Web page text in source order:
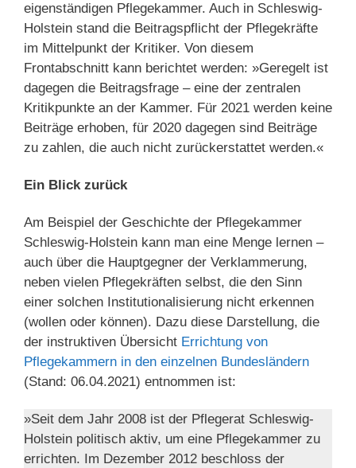
eigenständigen Pflegekammer. Auch in Schleswig-
Holstein stand die Beitragspflicht der Pflegekräfte
im Mittelpunkt der Kritiker. Von diesem
Frontabschnitt kann berichtet werden: »Geregelt ist
dagegen die Beitragsfrage – eine der zentralen
Kritikpunkte an der Kammer. Für 2021 werden keine
Beiträge erhoben, für 2020 dagegen sind Beiträge
zu zahlen, die auch nicht zurückerstattet werden.«
Ein Blick zurück
Am Beispiel der Geschichte der Pflegekammer
Schleswig-Holstein kann man eine Menge lernen –
auch über die Hauptgegner der Verklammerung,
neben vielen Pflegekräften selbst, die den Sinn
einer solchen Institutionalisierung nicht erkennen
(wollen oder können). Dazu diese Darstellung, die
der instruktiven Übersicht Errichtung von
Pflegekammern in den einzelnen Bundesländern
(Stand: 06.04.2021) entnommen ist:
»Seit dem Jahr 2008 ist der Pflegerat Schleswig-
Holstein politisch aktiv, um eine Pflegekammer zu
errichten. Im Dezember 2012 beschloss der